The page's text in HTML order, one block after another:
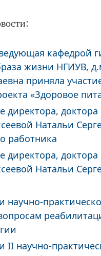
кафедрой
жизни НГИУВ,
приняла
«Здоровое
директора,
Натальи
работника
директора,
Натальи
научно-
II научно-